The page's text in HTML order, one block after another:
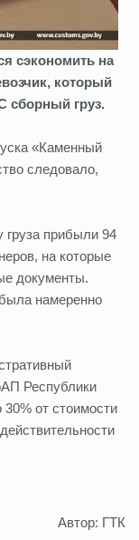
сэкономить на
который
сборный груз.
«Каменный
следовало,
груза прибыли 94
на которые
документы.
намеренно
Республики
от стоимости
Автор: ГТК